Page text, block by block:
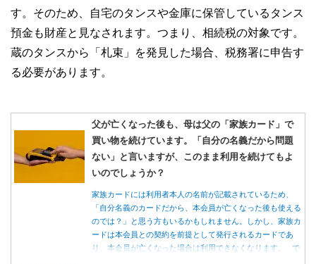
す。そのため、自宅のタンスや金庫に保管しているタンス
預金も財産と見なされます。つまり、相続税の対象です。
蔵のタンスから「札束」を発見した場合、税務署に申告す
る必要があります。
父が亡くなった後も、母は父の「家族カード」で
買い物を続けています。「自分の名義だから問題
ない」と言いますが、このまま利用を続けてもよ
いのでしょうか？
家族カードには利用者本人の名前が記載されているため、
「自分名義のカードだから、本会員が亡くなった後も使える
のでは？」と思う方もいるかもしれません。しかし、家族カ
ードは本会員との契約を前提として発行されるカードであ
り、本会員が亡くなった場合は利用できなくなります。 で